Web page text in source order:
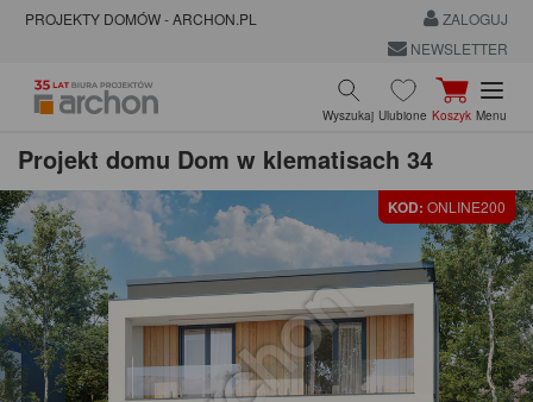
PROJEKTY DOMÓW - ARCHON.PL
ZALOGUJ
NEWSLETTER
Wyszukaj Ulubione Koszyk Menu
Projekt domu Dom w klematisach 34
KOD: ONLINE200